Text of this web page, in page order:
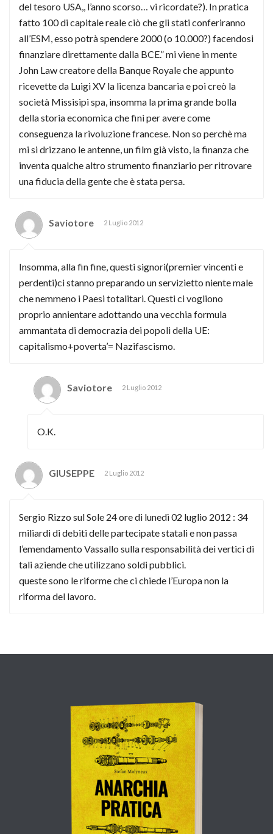
del tesoro USA,, l’anno scorso… vi ricordate?). In pratica
fatto 100 di capitale reale ciò che gli stati conferiranno
all’ESM, esso potrà spendere 2000 (o 10.000?) facendosi
finanziare direttamente dalla BCE.” mi viene in mente
John Law creatore della Banque Royale che appunto
ricevette da Luigi XV la licenza bancaria e poi creò la
società Missisipi spa, insomma la prima grande bolla
della storia economica che finì per avere come
conseguenza la rivoluzione francese. Non so perchè ma
mi si drizzano le antenne, un film già visto, la finanza che
inventa qualche altro strumento finanziario per ritrovare
una fiducia della gente che è stata persa.
Saviotore 2 Luglio 2012
Insomma, alla fin fine, questi signori(premier vincenti e
perdenti)ci stanno preparando un servizietto niente male
che nemmeno i Paesi totalitari. Questi ci vogliono
proprio annientare adottando una vecchia formula
ammantata di democrazia dei popoli della UE:
capitalismo+poverta’= Nazifascismo.
Saviotore 2 Luglio 2012
O.K.
GIUSEPPE 2 Luglio 2012
Sergio Rizzo sul Sole 24 ore di lunedì 02 luglio 2012 : 34
miliardi di debiti delle partecipate statali e non passa
l’emendamento Vassallo sulla responsabilità dei vertici di
tali aziende che utilizzano soldi pubblici.
queste sono le riforme che ci chiede l’Europa non la
riforma del lavoro.